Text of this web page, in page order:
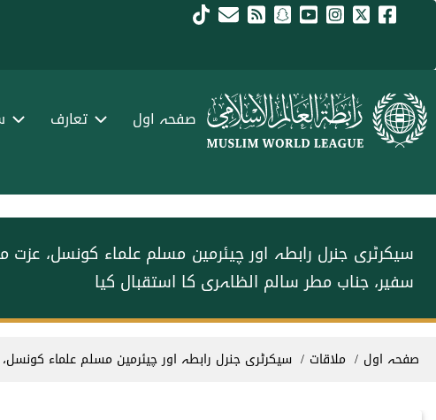
Skip to main content
menu urdu صفحہ اول تعارف
سیکرٹری جنرل رابطہ اور چیئرمین مسلم علماء کونسل،
سفیر، جناب مطر سالم الظاہری کا استقبال کیا
Breadcrumb
صفحہ اول ملاقات سیکرٹری جنرل رابطہ اور چیئرمین مسلم علماء